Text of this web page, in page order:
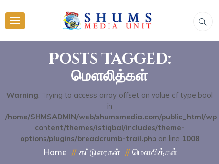
Posts Tagged:
மௌலித்கள்
Warning: Trying to access array offset on value of type bool
in
/home/SHMSADMIN/web/shumsmedia.com/public_html/
content/themes/istiqbal/includes/theme-
options/plugins/breadcrumb-trail.phpon line 1008
Home கட்டுரைகள் மௌலித்கள்